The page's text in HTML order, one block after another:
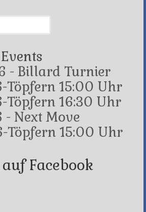
- Billard Turnier
Töpfern 15:00 Uhr
Töpfern 16:30 Uhr
- Next Move
Töpfern 15:00 Uhr
Facebook